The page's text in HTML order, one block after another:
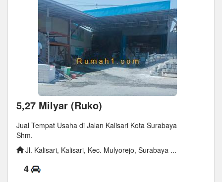
5,27 Milyar (Ruko)
Jual Tempat Usaha di Jalan Kalisari Kota Surabaya
Shm.
Jl. Kalisari, Kalisari, Kec. Mulyorejo, Surabaya ...
4